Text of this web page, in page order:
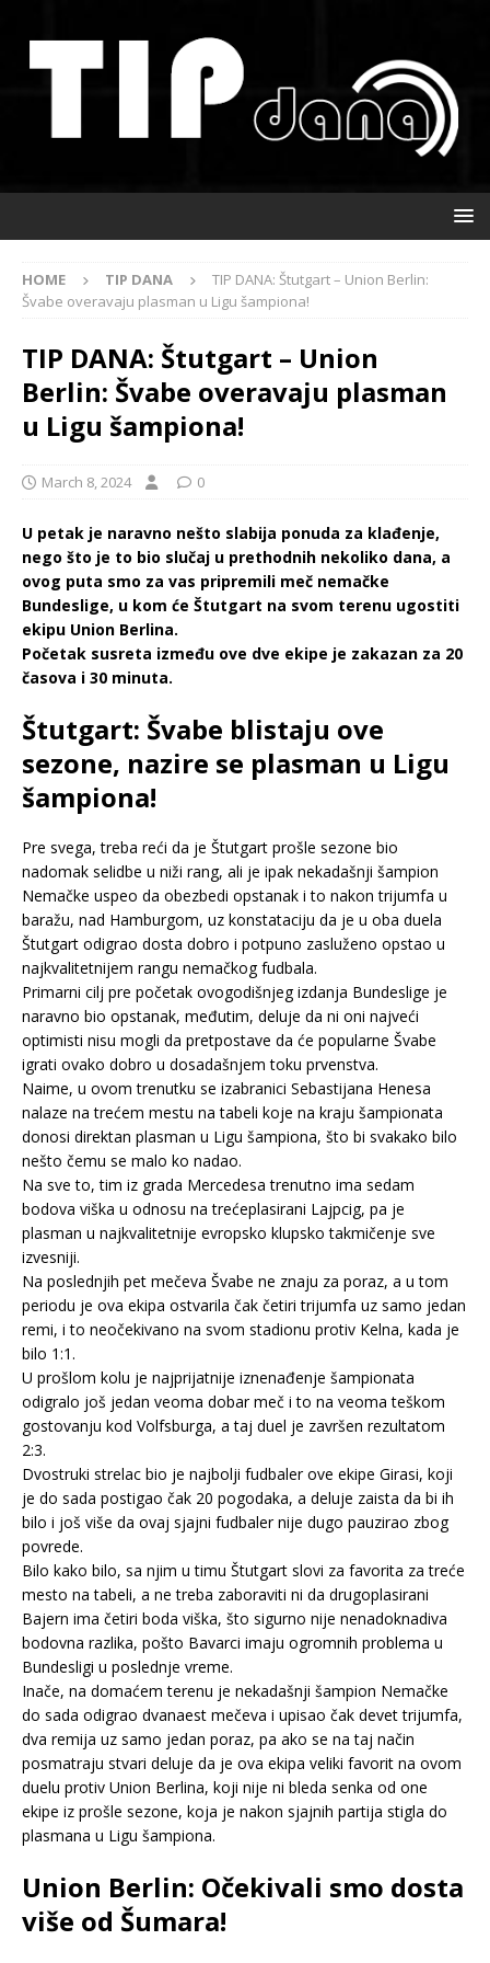
HOME TIP DANA
TIP DANA: Štutgart – Union Berlin:
Švabe overavaju plasman u Ligu šampiona!
TIP DANA: Štutgart – Union
Berlin: Švabe overavaju plasman
u Ligu šampiona!
March 8, 2024 0
U petak je naravno nešto slabija ponuda za klađenje,
nego što je to bio slučaj u prethodnih nekoliko dana, a
ovog puta smo za vas pripremili meč nemačke
Bundeslige, u kom će Štutgart na svom terenu ugostiti
ekipu Union Berlina.
Početak susreta između ove dve ekipe je zakazan za 20
časova i 30 minuta.
Štutgart: Švabe blistaju ove
sezone, nazire se plasman u Ligu
šampiona!
Pre svega, treba reći da je Štutgart prošle sezone bio
nadomak selidbe u niži rang, ali je ipak nekadašnji šampion
Nemačke uspeo da obezbedi opstanak i to nakon trijumfa u
baražu, nad Hamburgom, uz konstataciju da je u oba duela
Štutgart odigrao dosta dobro i potpuno zasluženo opstao u
najkvalitetnijem rangu nemačkog fudbala.
Primarni cilj pre početak ovogodišnjeg izdanja Bundeslige je
naravno bio opstanak, međutim, deluje da ni oni najveći
optimisti nisu mogli da pretpostave da će popularne Švabe
igrati ovako dobro u dosadašnjem toku prvenstva.
Naime, u ovom trenutku se izabranici Sebastijana Henesa
nalaze na trećem mestu na tabeli koje na kraju šampionata
donosi direktan plasman u Ligu šampiona, što bi svakako bilo
nešto čemu se malo ko nadao.
Na sve to, tim iz grada Mercedesa trenutno ima sedam
bodova viška u odnosu na trećeplasirani Lajpcig, pa je
plasman u najkvalitetnije evropsko klupsko takmičenje sve
izvesniji.
Na poslednjih pet mečeva Švabe ne znaju za poraz, a u tom
periodu je ova ekipa ostvarila čak četiri trijumfa uz samo jedan
remi, i to neočekivano na svom stadionu protiv Kelna, kada je
bilo 1:1.
U prošlom kolu je najprijatnije iznenađenje šampionata
odigralo još jedan veoma dobar meč i to na veoma teškom
gostovanju kod Volfsburga, a taj duel je završen rezultatom
2:3.
Dvostruki strelac bio je najbolji fudbaler ove ekipe Girasi, koji
je do sada postigao čak 20 pogodaka, a deluje zaista da bi ih
bilo i još više da ovaj sjajni fudbaler nije dugo pauzirao zbog
povrede.
Bilo kako bilo, sa njim u timu Štutgart slovi za favorita za treće
mesto na tabeli, a ne treba zaboraviti ni da drugoplasirani
Bajern ima četiri boda viška, što sigurno nije nenadoknadiva
bodovna razlika, pošto Bavarci imaju ogromnih problema u
Bundesligi u poslednje vreme.
Inače, na domaćem terenu je nekadašnji šampion Nemačke
do sada odigrao dvanaest mečeva i upisao čak devet trijumfa,
dva remija uz samo jedan poraz, pa ako se na taj način
posmatraju stvari deluje da je ova ekipa veliki favorit na ovom
duelu protiv Union Berlina, koji nije ni bleda senka od one
ekipe iz prošle sezone, koja je nakon sjajnih partija stigla do
plasmana u Ligu šampiona.
Union Berlin: Očekivali smo dosta
više od Šumara!